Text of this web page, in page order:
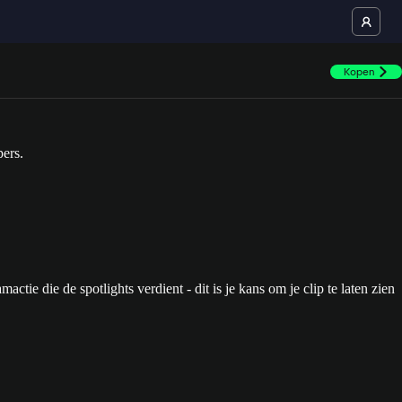
Kopen
die de spotlights verdient - dit is je kans om je clip te laten zien